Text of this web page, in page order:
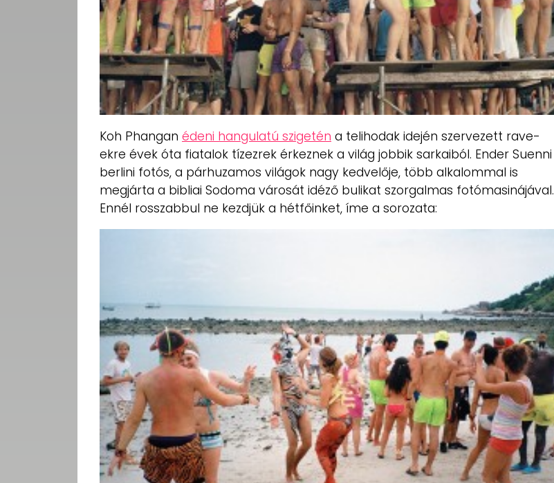
Koh Phangan édeni hangulatú szigetén a telihodak idején szervezett rave-
ekre évek óta fiatalok tízezrek érkeznek a világ jobbik sarkaiból. Ender Suenni
berlini fotós, a párhuzamos világok nagy kedvelője, több alkalommal is
megjárta a bibliai Sodoma városát idéző bulikat szorgalmas fotómasinájával.
Ennél rosszabbul ne kezdjük a hétfőinket, íme a sorozata: